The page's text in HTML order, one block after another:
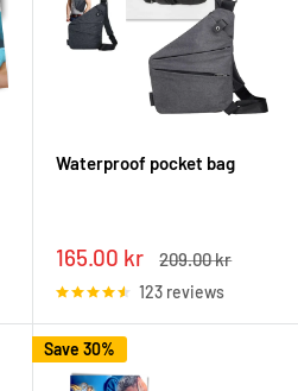
Waterproof pocket bag
Sale
price
165.00 kr
Regular
209.00 kr
123 reviews
Save 30%